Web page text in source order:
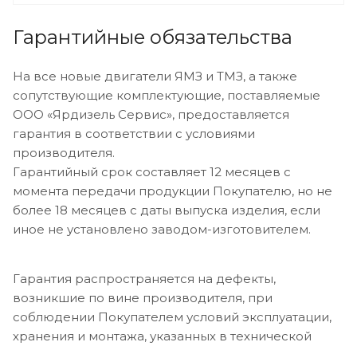
Гарантийные обязательства
На все новые двигатели ЯМЗ и ТМЗ, а также
сопутствующие комплектующие, поставляемые
ООО «Ярдизель Сервис», предоставляется
гарантия в соответствии с условиями
производителя.
Гарантийный срок составляет 12 месяцев с
момента передачи продукции Покупателю, но не
более 18 месяцев с даты выпуска изделия, если
иное не установлено заводом-изготовителем.
Гарантия распространяется на дефекты,
возникшие по вине производителя, при
соблюдении Покупателем условий эксплуатации,
хранения и монтажа, указанных в технической